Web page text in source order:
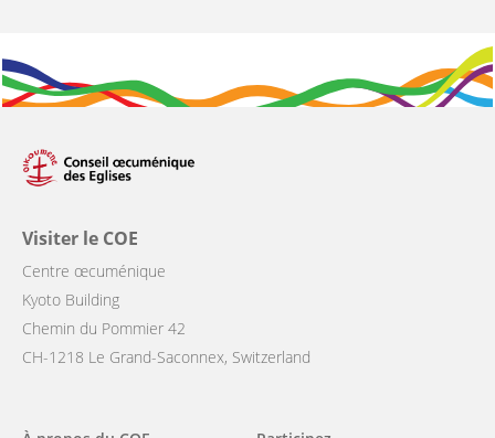
Visiter le COE
Centre œcuménique
Kyoto Building
Chemin du Pommier 42
CH-1218 Le Grand-Saconnex, Switzerland